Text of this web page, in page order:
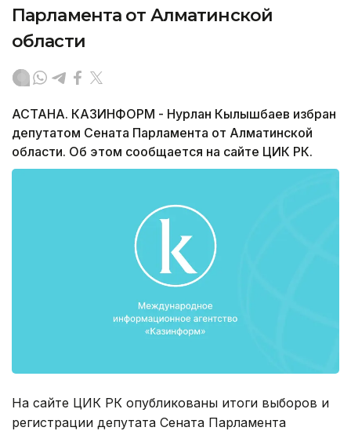
Парламента от Алматинской
области
АСТАНА. КАЗИНФОРМ - Нурлан Кылышбаев избран
депутатом Сената Парламента от Алматинской
области. Об этом сообщается на сайте ЦИК РК.
На сайте ЦИК РК опубликованы итоги выборов и
регистрации депутата Сената Парламента